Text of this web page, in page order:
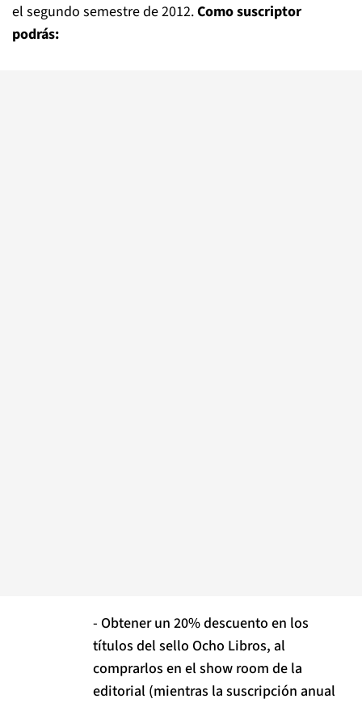
el segundo semestre de 2012.Como suscriptor
podrás:
- Obtener un 20% descuento en los
títulos del sello Ocho Libros, al
comprarlos en el show room de la
editorial (mientras la suscripción anual